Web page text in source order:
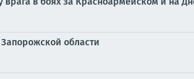
области